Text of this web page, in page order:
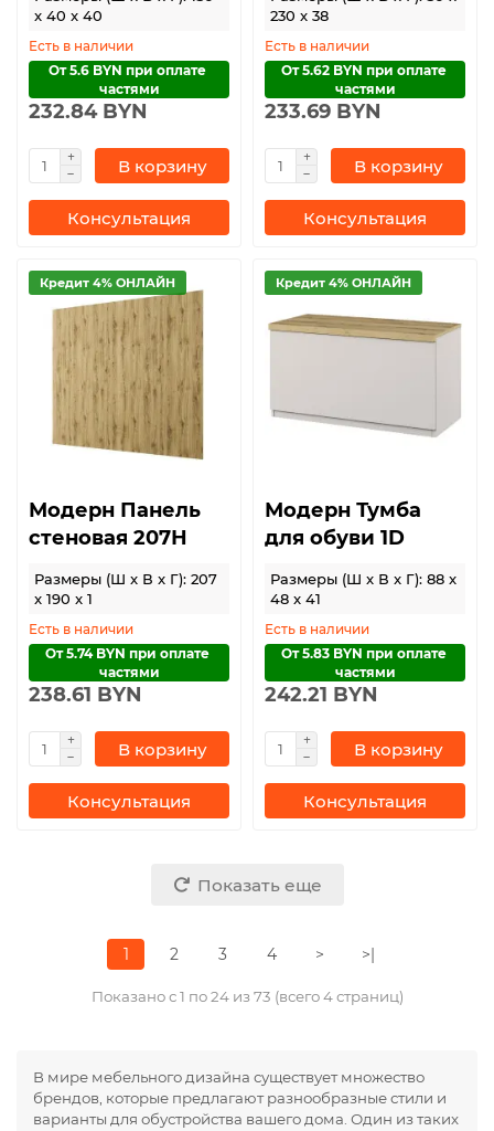
x 40 x 40
Есть в наличии
От 5.6 BYN при оплате
частями
232.84 BYN
В корзину
Консультация
230 x 38
Есть в наличии
От 5.62 BYN при оплате
частями
233.69 BYN
В корзину
Консультация
Кредит 4% ОНЛАЙН
Модерн Панель
стеновая 207Н
Размеры (Ш x В x Г): 207
x 190 x 1
Есть в наличии
От 5.74 BYN при оплате
частями
238.61 BYN
В корзину
Консультация
Кредит 4% ОНЛАЙН
Модерн Тумба
для обуви 1D
Размеры (Ш x В x Г): 88 x
48 x 41
Есть в наличии
От 5.83 BYN при оплате
частями
242.21 BYN
В корзину
Консультация
Показать еще
1 2 3 4 > >|
Показано с 1 по 24 из 73 (всего 4 страниц)
В мире мебельного дизайна существует множество
брендов, которые предлагают разнообразные стили и
варианты для обустройства вашего дома. Один из таких